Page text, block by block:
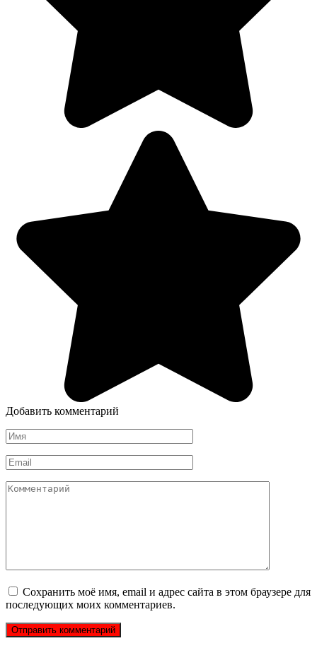
Добавить комментарий
Имя
*
Email
*
Комментарий
Сохранить моё имя, email и адрес сайта в этом браузере для
последующих моих комментариев.